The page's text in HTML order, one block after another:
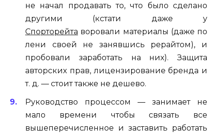
не начал продавать то, что было сделано
другими (кстати даже у
Спорторейта воровали материалы (даже по
лени своей не занявшись рерайтом), и
пробовали заработать на них). Защита
авторских прав, лицензирование бренда и
т. д. — стоит также не дешево.
Руководство процессом — занимает не
мало времени чтобы связать все
вышеперечисленное и заставить работать